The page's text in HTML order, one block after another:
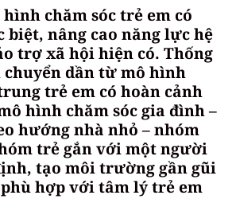
chăm sóc trẻ em có
biệt, nâng cao năng lực hệ
trợ xã hội hiện có. Thống
dần từ mô hình
trẻ em có hoàn cảnh
hình chăm sóc gia đình –
hướng nhà nhỏ – nhóm
trẻ gắn với một người
tạo môi trường gần gũi
hợp với tâm lý trẻ em